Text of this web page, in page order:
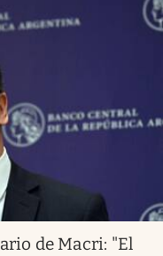
de Macri: "El